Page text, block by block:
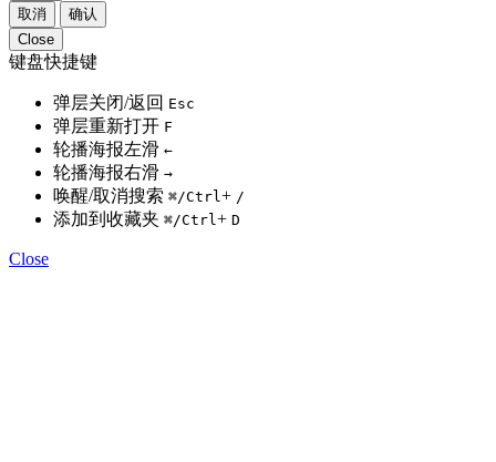
取消
确认
Close
键盘快捷键
弹层关闭/返回 Esc
弹层重新打开 F
轮播海报左滑 ←
轮播海报右滑 →
唤醒/取消搜索 ⌘/Ctrl+ /
添加到收藏夹 ⌘/Ctrl+ D
Close